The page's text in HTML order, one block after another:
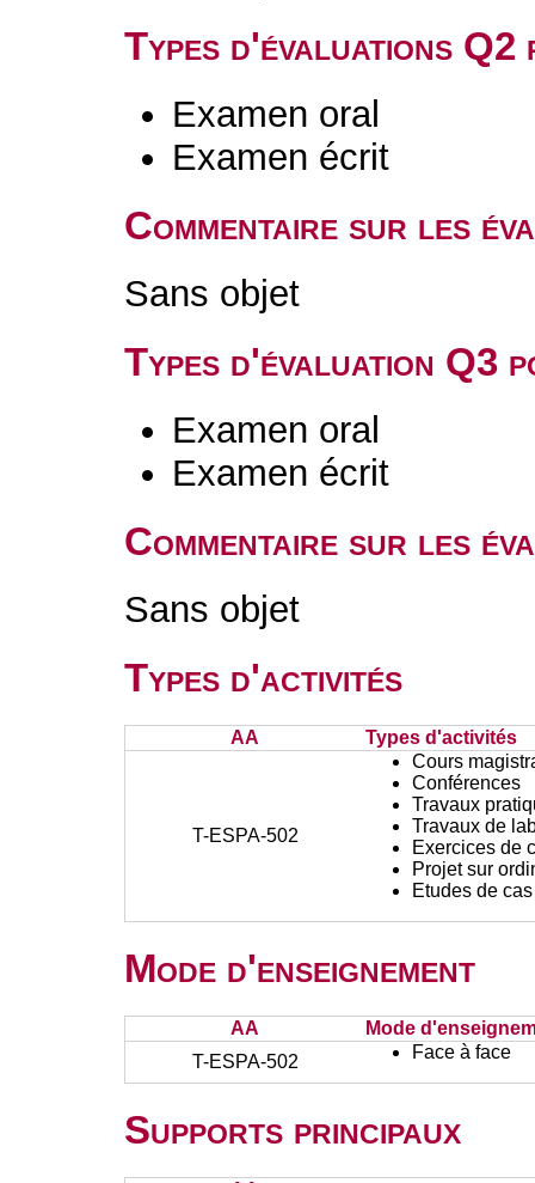
Types d'évaluations
Examen oral
Examen écrit
Commentaire sur les
Sans objet
Types d'évaluation Q3
Examen oral
Examen écrit
Commentaire sur les
Sans objet
Types d'activités
AA Types d'activités
T-ESPA-502
Cours
Conférences
Travaux
Travaux de
Exercices de
Projet sur
Etudes de cas
Mode d'enseignement
AA
Mode
T-ESPA-502
Face à face
Supports principaux